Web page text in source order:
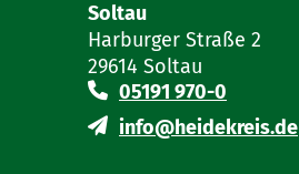
Soltau
Harburger Straße 2
29614 Soltau
05191 970-0
info@heidekreis.de